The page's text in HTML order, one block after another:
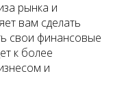
рынка и
вам сделать
свои финансовые
к более
и